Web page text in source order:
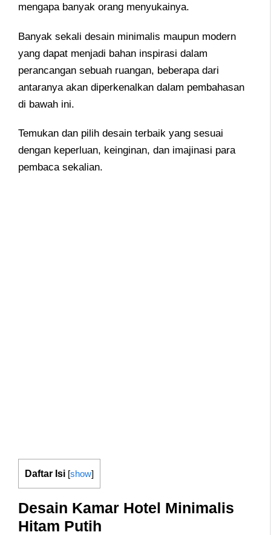
mengapa banyak orang menyukainya.
Banyak sekali desain minimalis maupun modern
yang dapat menjadi bahan inspirasi dalam
perancangan sebuah ruangan, beberapa dari
antaranya akan diperkenalkan dalam pembahasan
di bawah ini.
Temukan dan pilih desain terbaik yang sesuai
dengan keperluan, keinginan, dan imajinasi para
pembaca sekalian.
Daftar Isi [show]
Desain Kamar Hotel Minimalis
Hitam Putih